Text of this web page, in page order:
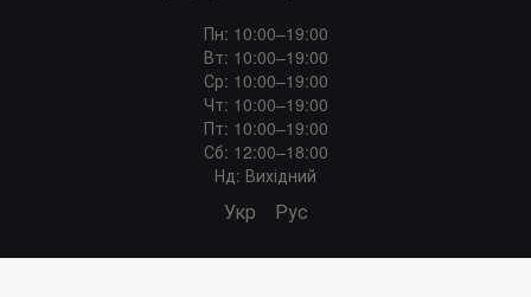
Пн: 10:00–19:00
Вт: 10:00–19:00
Ср: 10:00–19:00
Чт: 10:00–19:00
Пт: 10:00–19:00
Сб: 12:00–18:00
Нд: Вихідний
Укр Рус